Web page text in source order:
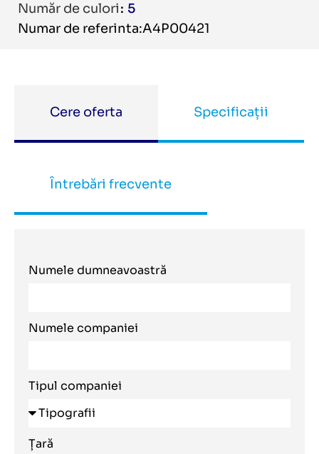
Număr de culori 5
Numar de referinta:A4P00421
Cere oferta Specificații
Întrebări frecvente
Numele dumneavoastră
Numele companiei
Tipul companiei
Țară